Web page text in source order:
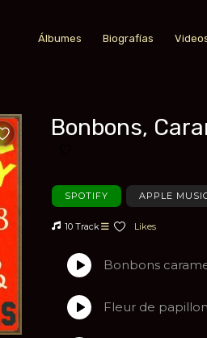
Álbumes Biografías
Añadir a favoritosBonbons,
SPOTIFY APPLE
10 Track Likes
Bonbons
Fleur de